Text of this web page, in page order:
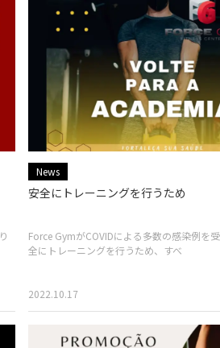
News
安全にトレーニングを行うため
Force GymがCOVIDによる多数の感染例を
全にトレーニングを行うため、すべ
2022.10.17